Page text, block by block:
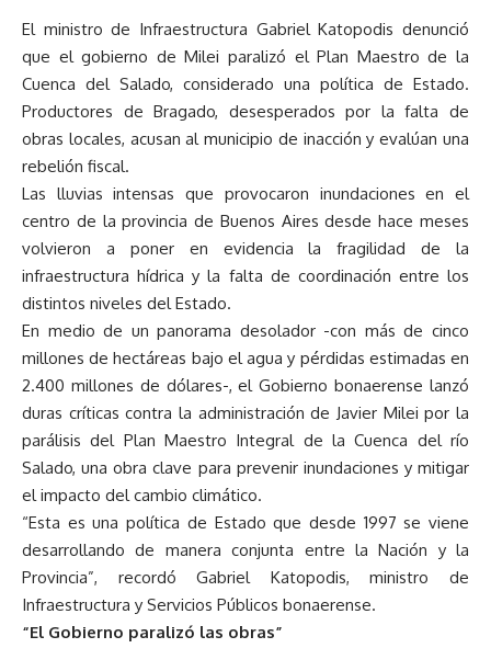
El ministro de Infraestructura Gabriel Katopodis denunció
que el gobierno de Milei paralizó el Plan Maestro de la
Cuenca del Salado, considerado una política de Estado.
Productores de Bragado, desesperados por la falta de
obras locales, acusan al municipio de inacción y evalúan una
rebelión fiscal.
Las lluvias intensas que provocaron inundaciones en el
centro de la provincia de Buenos Aires desde hace meses
volvieron a poner en evidencia la fragilidad de la
infraestructura hídrica y la falta de coordinación entre los
distintos niveles del Estado.
En medio de un panorama desolador -con más de cinco
millones de hectáreas bajo el agua y pérdidas estimadas en
2.400 millones de dólares-, el Gobierno bonaerense lanzó
duras críticas contra la administración de Javier Milei por la
parálisis del Plan Maestro Integral de la Cuenca del río
Salado, una obra clave para prevenir inundaciones y mitigar
el impacto del cambio climático.
“Esta es una política de Estado que desde 1997 se viene
desarrollando de manera conjunta entre la Nación y la
Provincia”, recordó Gabriel Katopodis, ministro de
Infraestructura y Servicios Públicos bonaerense.
“El Gobierno paralizó las obras”